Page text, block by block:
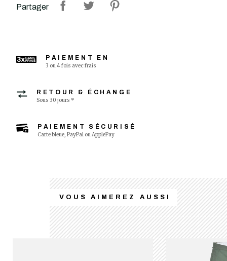
Partager
PAIEMENT EN
3 ou 4 fois avec frais
RETOUR & ÉCHANGE
Sous 30 jours *
PAIEMENT SÉCURISÉ
Carte bleue, PayPal ou ApplePay
VOUS AIMEREZ AUSSI